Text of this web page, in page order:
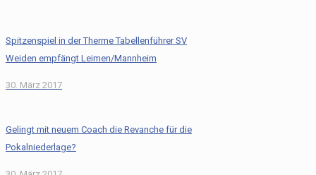
Spitzenspiel in der Therme Tabellenführer SV
Weiden empfängt Leimen/Mannheim
30. März 2017
Gelingt mit neuem Coach die Revanche für die
Pokalniederlage?